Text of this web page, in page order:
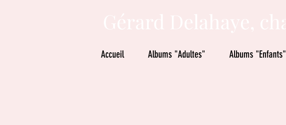
Accueil Albums "Adultes" Albums "Enfants"